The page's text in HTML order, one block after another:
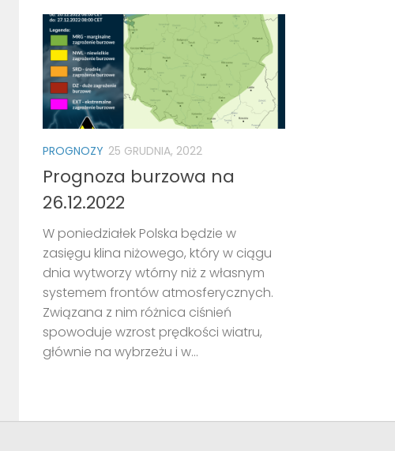
PROGNOZY 25 GRUDNIA, 2022
Prognoza burzowa na
26.12.2022
W poniedziałek Polska będzie w
zasięgu klina niżowego, który w ciągu
dnia wytworzy wtórny niż z własnym
systemem frontów atmosferycznych.
Związana z nim różnica ciśnień
spowoduje wzrost prędkości wiatru,
głównie na wybrzeżu i w...